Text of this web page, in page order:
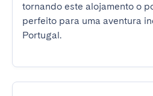
tornando este alojamento o
perfeito para uma aventura
Portugal.